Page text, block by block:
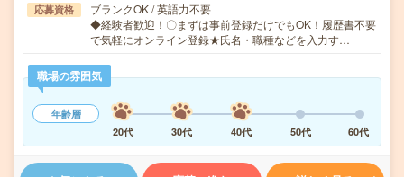
応募資格
ブランクOK / 英語力不要
◆経験者歓迎！〇まずは事前登録だけでもOK！履歴書不要
で気軽にオンライン登録★氏名・職種などを入力す…
職場の雰囲気
年齢層
20代
30代 40代 50代 60代